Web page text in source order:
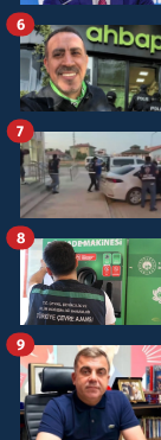
6
7
8
9